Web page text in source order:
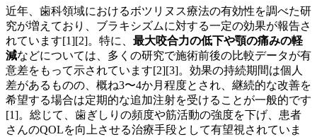
近年、歯科領域におけるボツリヌス療法の有効性を調べた研
究が増えており、ブラキシズムに対する一定の効果が報告さ
れています[1][2]。特に、 最大咬合力の低下や顎の痛みの軽
減などについては、多くの研究で施術前後の比較データが有
意差をもって示されています[2][3]。効果の持続期間は個人
差があるものの、概ね3〜4か月程度とされ、継続的な改善を
希望する場合は定期的な追加注射を受けることが一般的です
[1]。総じて、歯ぎしりの頻度や筋活動の強度を下げ、患者
さんのQOLを向上させる治療手段として有望視されていま